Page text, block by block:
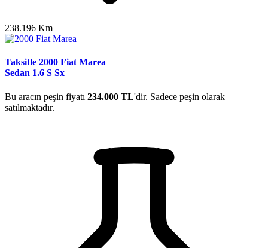
238.196 Km
Taksitle 2000 Fiat Marea
Sedan 1.6 S Sx
Bu aracın peşin fiyatı 234.000 TL'dir. Sadece peşin olarak
satılmaktadır.